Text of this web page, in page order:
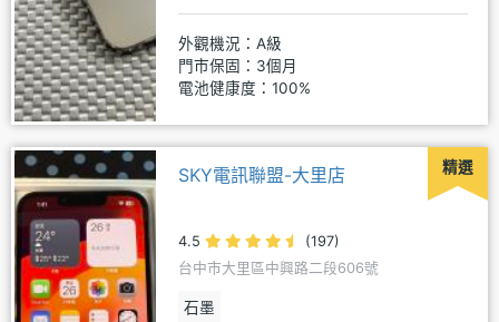
外觀機況：A級
門市保固：3個月
電池健康度：100%
精選
SKY電訊聯盟-大里店
4.5
(197)
台中市大里區中興路二段606號
石墨